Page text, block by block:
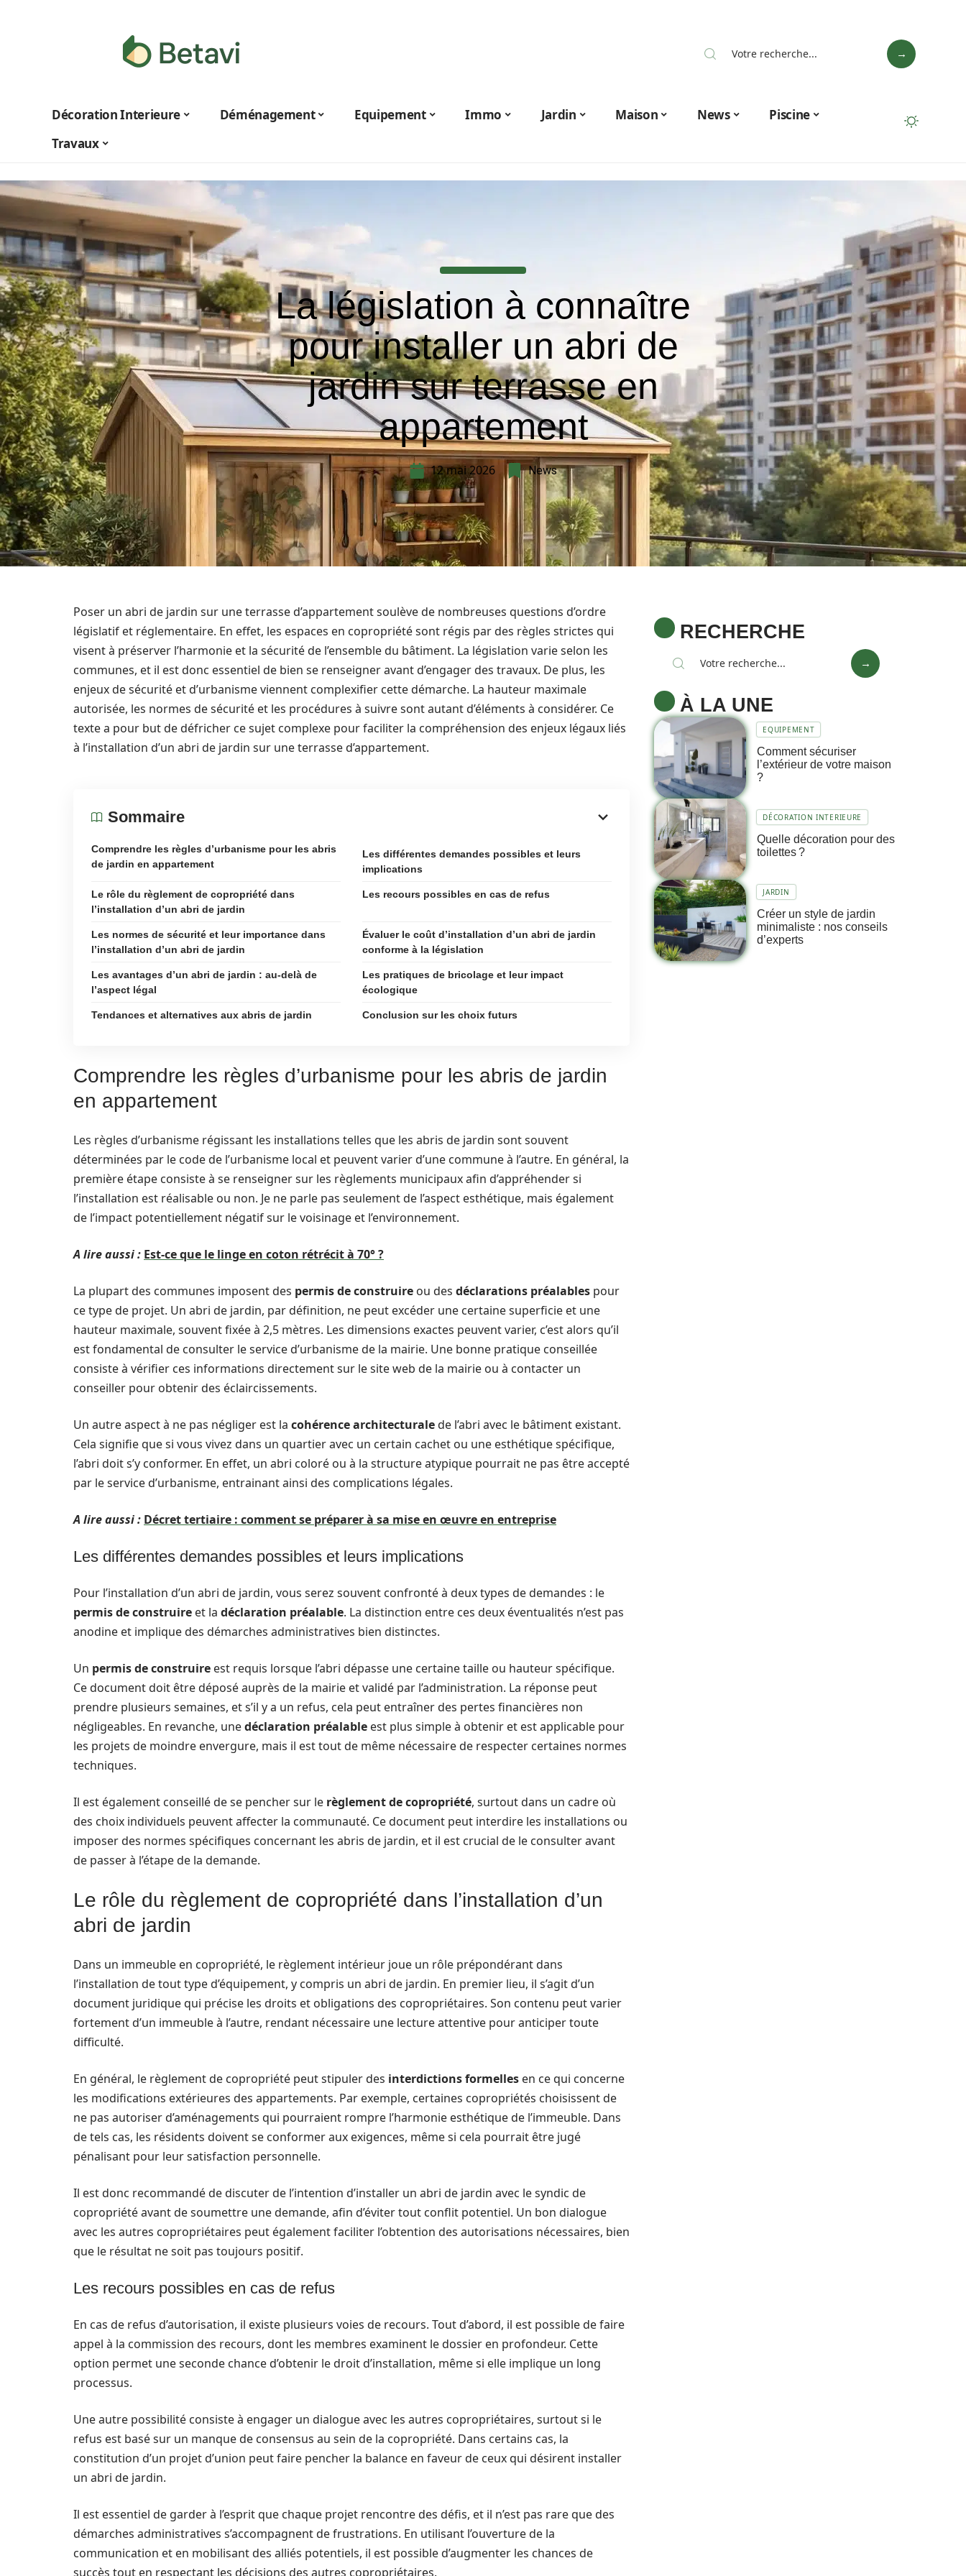
Décoration Interieure Déménagement Equipement Immo Jardin Maison News
Piscine
Travaux
La législation à connaître
pour installer un abri de
jardin sur terrasse en
appartement
12 mai 2026 News
Poser un abri de jardin sur une terrasse d’appartement soulève de nombreuses questions d’ordre
législatif et réglementaire. En effet, les espaces en copropriété sont régis par des règles strictes qui
visent à préserver l’harmonie et la sécurité de l’ensemble du bâtiment. La législation varie selon les
communes, et il est donc essentiel de bien se renseigner avant d’engager des travaux. De plus, les
enjeux de sécurité et d’urbanisme viennent complexifier cette démarche. La hauteur maximale
autorisée, les normes de sécurité et les procédures à suivre sont autant d’éléments à considérer. Ce
texte a pour but de défricher ce sujet complexe pour faciliter la compréhension des enjeux légaux liés
à l’installation d’un abri de jardin sur une terrasse d’appartement.
Sommaire
Comprendre les règles d’urbanisme pour les abris
de jardin en appartement
Les différentes demandes possibles et leurs
implications
Le rôle du règlement de copropriété dans
l’installation d’un abri de jardin
Les recours possibles en cas de refus
Les normes de sécurité et leur importance dans
l’installation d’un abri de jardin
Évaluer le coût d’installation d’un abri de jardin
conforme à la législation
Les avantages d’un abri de jardin : au-delà de
l’aspect légal
Les pratiques de bricolage et leur impact
écologique
Tendances et alternatives aux abris de jardin Conclusion sur les choix futurs
Comprendre les règles d’urbanisme pour les abris de jardin
en appartement
Les règles d’urbanisme régissant les installations telles que les abris de jardin sont souvent
déterminées par le code de l’urbanisme local et peuvent varier d’une commune à l’autre. En général, la
première étape consiste à se renseigner sur les règlements municipaux afin d’appréhender si
l’installation est réalisable ou non. Je ne parle pas seulement de l’aspect esthétique, mais également
de l’impact potentiellement négatif sur le voisinage et l’environnement.
A lire aussi : Est-ce que le linge en coton rétrécit à 70° ?
La plupart des communes imposent des permis de construire ou des déclarations préalables pour
ce type de projet. Un abri de jardin, par définition, ne peut excéder une certaine superficie et une
hauteur maximale, souvent fixée à 2,5 mètres. Les dimensions exactes peuvent varier, c’est alors qu’il
est fondamental de consulter le service d’urbanisme de la mairie. Une bonne pratique conseillée
consiste à vérifier ces informations directement sur le site web de la mairie ou à contacter un
conseiller pour obtenir des éclaircissements.
Un autre aspect à ne pas négliger est la cohérence architecturalede l’abri avec le bâtiment existant.
Cela signifie que si vous vivez dans un quartier avec un certain cachet ou une esthétique spécifique,
l’abri doit s’y conformer. En effet, un abri coloré ou à la structure atypique pourrait ne pas être accepté
par le service d’urbanisme, entrainant ainsi des complications légales.
A lire aussi : Décret tertiaire : comment se préparer à sa mise en œuvre en entreprise
Les différentes demandes possibles et leurs implications
Pour l’installation d’un abri de jardin, vous serez souvent confronté à deux types de demandes : le
permis de construire et la déclaration préalable. La distinction entre ces deux éventualités n’est pas
anodine et implique des démarches administratives bien distinctes.
Un permis de construire est requis lorsque l’abri dépasse une certaine taille ou hauteur spécifique.
Ce document doit être déposé auprès de la mairie et validé par l’administration. La réponse peut
prendre plusieurs semaines, et s’il y a un refus, cela peut entraîner des pertes financières non
négligeables. En revanche, unedéclaration préalable est plus simple à obtenir et est applicable pour
les projets de moindre envergure, mais il est tout de même nécessaire de respecter certaines normes
techniques.
Il est également conseillé de se pencher sur le règlement de copropriété, surtout dans un cadre où
des choix individuels peuvent affecter la communauté. Ce document peut interdire les installations ou
imposer des normes spécifiques concernant les abris de jardin, et il est crucial de le consulter avant
de passer à l’étape de la demande.
Le rôle du règlement de copropriété dans l’installation d’un
abri de jardin
Dans un immeuble en copropriété, le règlement intérieur joue un rôle prépondérant dans
l’installation de tout type d’équipement, y compris un abri de jardin. En premier lieu, il s’agit d’un
document juridique qui précise les droits et obligations des copropriétaires. Son contenu peut varier
fortement d’un immeuble à l’autre, rendant nécessaire une lecture attentive pour anticiper toute
difficulté.
En général, le règlement de copropriété peut stipuler des interdictions formelles en ce qui concerne
les modifications extérieures des appartements. Par exemple, certaines copropriétés choisissent de
ne pas autoriser d’aménagements qui pourraient rompre l’harmonie esthétique de l’immeuble. Dans
de tels cas, les résidents doivent se conformer aux exigences, même si cela pourrait être jugé
pénalisant pour leur satisfaction personnelle.
Il est donc recommandé de discuter de l’intention d’installer un abri de jardin avec le syndic de
copropriété avant de soumettre une demande, afin d’éviter tout conflit potentiel. Un bon dialogue
avec les autres copropriétaires peut également faciliter l’obtention des autorisations nécessaires, bien
que le résultat ne soit pas toujours positif.
Les recours possibles en cas de refus
En cas de refus d’autorisation, il existe plusieurs voies de recours. Tout d’abord, il est possible de faire
appel à la commission des recours, dont les membres examinent le dossier en profondeur. Cette
option permet une seconde chance d’obtenir le droit d’installation, même si elle implique un long
processus.
Une autre possibilité consiste à engager un dialogue avec les autres copropriétaires, surtout si le
refus est basé sur un manque de consensus au sein de la copropriété. Dans certains cas, la
constitution d’un projet d’union peut faire pencher la balance en faveur de ceux qui désirent installer
un abri de jardin.
Il est essentiel de garder à l’esprit que chaque projet rencontre des défis, et il n’est pas rare que des
démarches administratives s’accompagnent de frustrations. En utilisant l’ouverture de la
communication et en mobilisant des alliés potentiels, il est possible d’augmenter les chances de
succès tout en respectant les décisions des autres copropriétaires.
RECHERCHE
À LA UNE
EQUIPEMENT
Comment sécuriser
l’extérieur de votre maison
?
DÉCORATION INTERIEURE
Quelle décoration pour des
toilettes ?
JARDIN
Créer un style de jardin
minimaliste : nos conseils
d’experts